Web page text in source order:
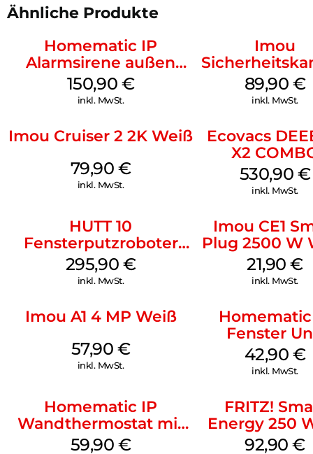
Ähnliche Produkte
Homematic IP
Alarmsirene außen
Weiß
150,90 €
inkl. MwSt.
Imou
Draußen
F42EAP
89,90 €
inkl. MwSt.
Imou Cruiser 2 2K Weiß
79,90 €
inkl. MwSt.
Ecovacs
X2
Schwarz
530,90 €
inkl. MwSt.
HUTT 10
Fensterputzroboter
Weiß
295,90 €
inkl. MwSt.
Imou CE1
Plug 2500 W
21,90€
inkl. MwSt.
Imou A1 4 MP Weiß
57,90 €
inkl. MwSt.
Fenster
Optisch
42,90 €
inkl. MwSt.
Homematic IP
Wandthermostat mit
Luftfeuchtigkeitssensor
59,90 €
FRITZ!
Energy 250
92,90€